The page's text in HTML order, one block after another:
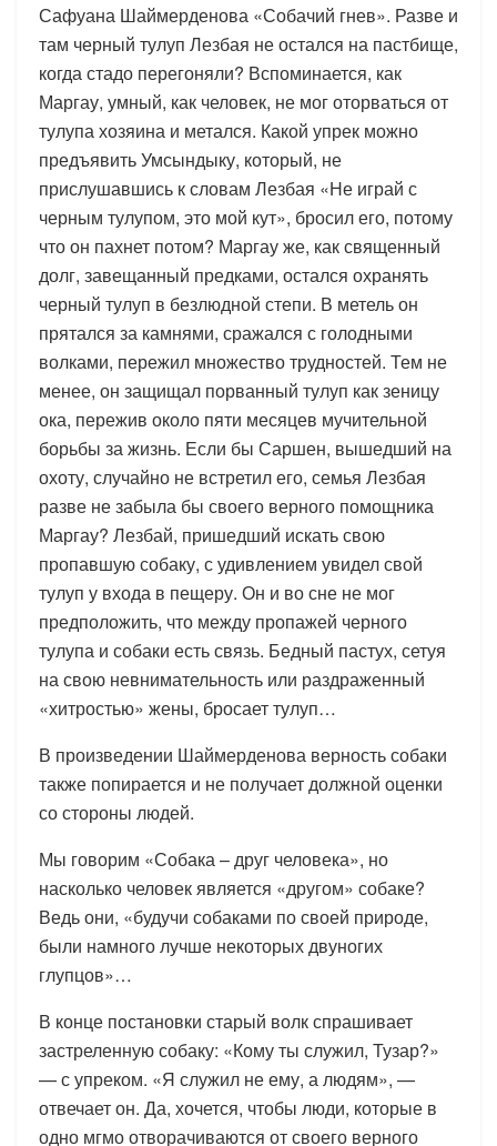
Сафуана Шаймерденова «Собачий гнев». Разве и
там черный тулуп Лезбая не остался на пастбище,
когда стадо перегоняли? Вспоминается, как
Маргау, умный, как человек, не мог оторваться от
тулупа хозяина и метался. Какой упрек можно
предъявить Умсындыку, который, не
прислушавшись к словам Лезбая «Не играй с
черным тулупом, это мой кут», бросил его, потому
что он пахнет потом? Маргау же, как священный
долг, завещанный предками, остался охранять
черный тулуп в безлюдной степи. В метель он
прятался за камнями, сражался с голодными
волками, пережил множество трудностей. Тем не
менее, он защищал порванный тулуп как зеницу
ока, пережив около пяти месяцев мучительной
борьбы за жизнь. Если бы Саршен, вышедший на
охоту, случайно не встретил его, семья Лезбая
разве не забыла бы своего верного помощника
Маргау? Лезбай, пришедший искать свою
пропавшую собаку, с удивлением увидел свой
тулуп у входа в пещеру. Он и во сне не мог
предположить, что между пропажей черного
тулупа и собаки есть связь. Бедный пастух, сетуя
на свою невнимательность или раздраженный
«хитростью» жены, бросает тулуп…
В произведении Шаймерденова верность собаки
также попирается и не получает должной оценки
со стороны людей.
Мы говорим «Собака – друг человека», но
насколько человек является «другом» собаке?
Ведь они, «будучи собаками по своей природе,
были намного лучше некоторых двуногих
глупцов»…
В конце постановки старый волк спрашивает
застреленную собаку: «Кому ты служил, Тузар?»
— с упреком. «Я служил не ему, а людям», —
отвечает он. Да, хочется, чтобы люди, которые в
одно мгмо отворачиваются от своего верного